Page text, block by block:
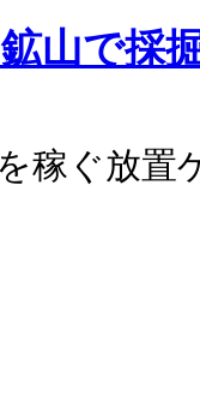
山で採
稼ぐ放置